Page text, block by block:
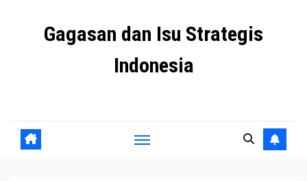
Gagasan dan Isu Strategis
Indonesia